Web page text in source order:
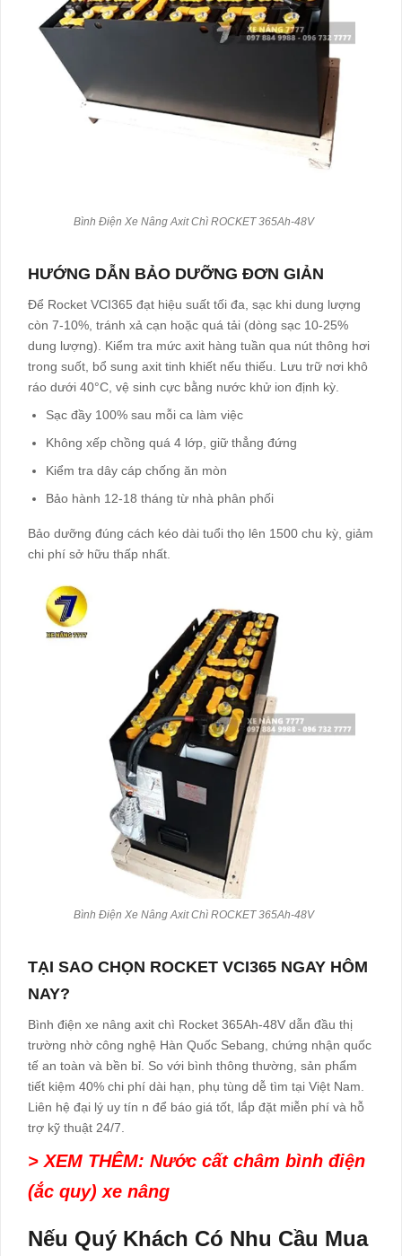
Bình Điện Xe Nâng Axit Chì ROCKET 365Ah-48V
HƯỚNG DẪN BẢO DƯỠNG ĐƠN GIẢN
Để Rocket VCI365 đạt hiệu suất tối đa, sạc khi dung lượng
còn 7-10%, tránh xả cạn hoặc quá tải (dòng sạc 10-25%
dung lượng). Kiểm tra mức axit hàng tuần qua nút thông hơi
trong suốt, bổ sung axit tinh khiết nếu thiếu. Lưu trữ nơi khô
ráo dưới 40°C, vệ sinh cực bằng nước khử ion định kỳ.​
Sạc đầy 100% sau mỗi ca làm việc​
Không xếp chồng quá 4 lớp, giữ thẳng đứng​
Kiểm tra dây cáp chống ăn mòn​
Bảo hành 12-18 tháng từ nhà phân phối​
Bảo dưỡng đúng cách kéo dài tuổi thọ lên 1500 chu kỳ, giảm
chi phí sở hữu thấp nhất.​
Bình Điện Xe Nâng Axit Chì ROCKET 365Ah-48V
TẠI SAO CHỌN ROCKET VCI365 NGAY HÔM
NAY?
Bình điện xe nâng axit chì Rocket 365Ah-48V dẫn đầu thị
trường nhờ công nghệ Hàn Quốc Sebang, chứng nhận quốc
tế an toàn và bền bỉ. So với bình thông thường, sản phẩm
tiết kiệm 40% chi phí dài hạn, phụ tùng dễ tìm tại Việt Nam.
Liên hệ đại lý uy tín n để báo giá tốt, lắp đặt miễn phí và hỗ
trợ kỹ thuật 24/7.
> XEM THÊM: Nước cất châm bình điện
(ắc quy) xe nâng
Nếu Quý Khách Có Nhu Cầu Mua